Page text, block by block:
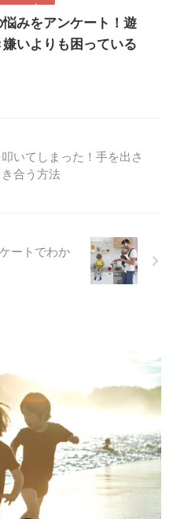
みをアンケート！遊
いよりも困っている
いてしまった！手を出さ
合う方法
ートでわか